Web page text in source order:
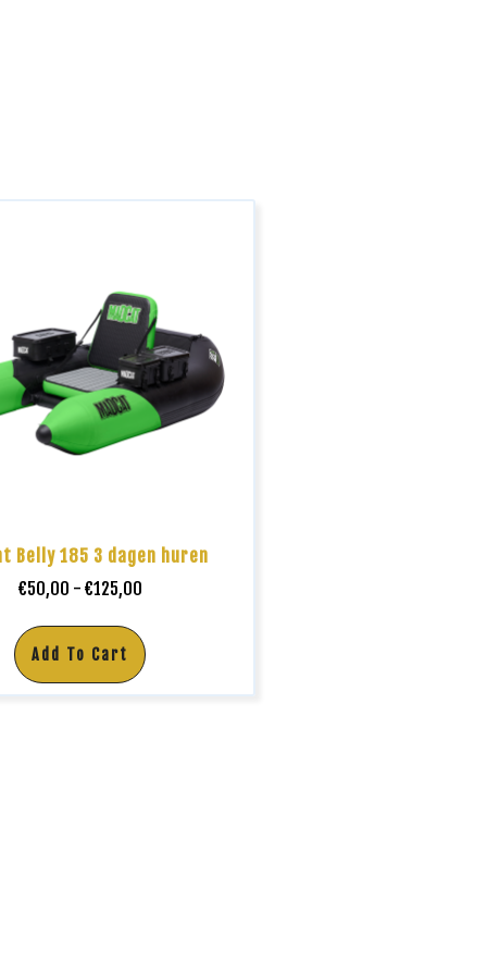
Belly 185 3 dagen huren
€50,00 - €125,00
Add To Cart